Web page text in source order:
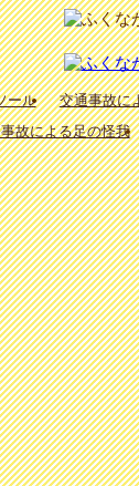
ール
交通事故に
故による足の怪我